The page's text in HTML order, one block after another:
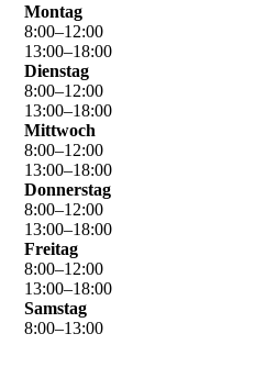
Montag
8:00–12:00
13:00–18:00
Dienstag
8:00–12:00
13:00–18:00
Mittwoch
8:00–12:00
13:00–18:00
Donnerstag
8:00–12:00
13:00–18:00
Freitag
8:00–12:00
13:00–18:00
Samstag
8:00–13:00